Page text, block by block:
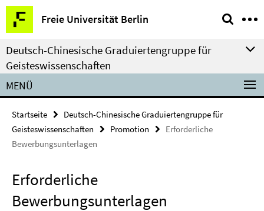
Springe
direkt
zu
Inhalt
Freie Universität Berlin
Service-
Navigation
Deutsch-Chinesische Graduiertengruppe für
Geisteswissenschaften
MENÜ
Startseite
Deutsch-Chinesische Graduiertengruppe für
Geisteswissenschaften
Promotion
Erforderliche
Bewerbungsunterlagen
Erforderliche
Bewerbungsunterlagen